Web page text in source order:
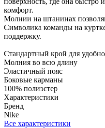
комфорт.
Молнии на штанинах
Символика команды на
поддержку.
Стандартный крой для
Молния во всю длину
Эластичный пояс
Боковые карманы
100% полиэстер
Характеристики
Бренд
Nike
Все характеристики